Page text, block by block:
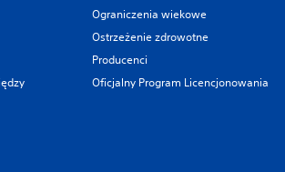
Ograniczenia wiekowe
Ostrzeżenie zdrowotne
Producenci
Oficjalny Program Licencjonowania